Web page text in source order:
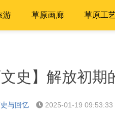
游 草原画廊 草原工
文史】解放初期
史与回忆 2025-01-19 09:53:33